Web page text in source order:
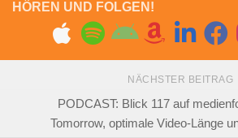
HÖREN UND FOLGEN!
NÄCHSTER BEITRAG
PODCAST: Blick 117 auf
Tomorrow, optimale Video-Länge